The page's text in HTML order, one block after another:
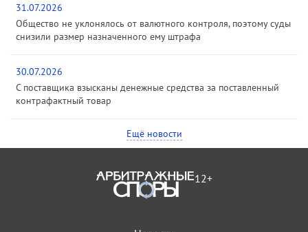
31.07.2026
Общество не уклонялось от валютного контроля, поэтому суды
снизили размер назначенного ему штрафа
30.07.2026
С поставщика взысканы денежные средства за поставленный
контрафактный товар
Ещё новости
12+